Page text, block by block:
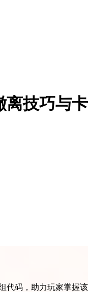
离技巧与
码，助力玩家掌握该